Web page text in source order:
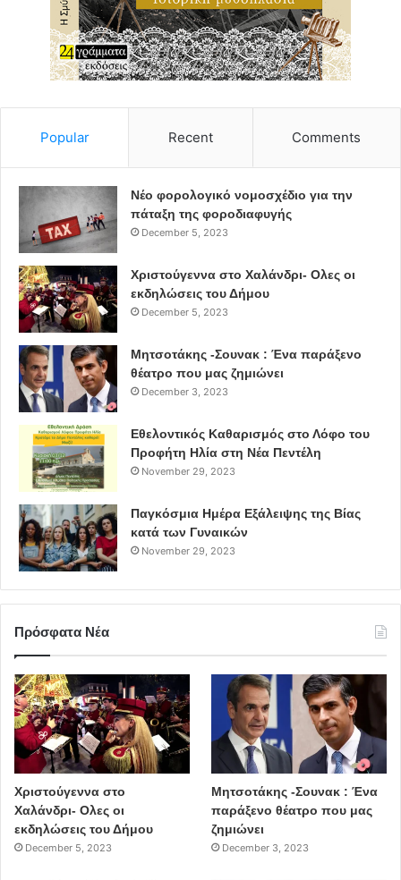
Popular Recent Comments
Νέο φορολογικό νομοσχέδιο για την
πάταξη της φοροδιαφυγής
December 5, 2023
Χριστούγεννα στο Χαλάνδρι- Ολες οι
εκδηλώσεις του Δήμου
December 5, 2023
Μητσοτάκης -Σουνακ : Ένα παράξενο
θέατρο που μας ζημιώνει
December 3, 2023
Εθελοντικός Καθαρισμός στο Λόφο του
Προφήτη Ηλία στη Νέα Πεντέλη
November 29, 2023
Παγκόσμια Ημέρα Εξάλειψης της Βίας
κατά των Γυναικών
November 29, 2023
Πρόσφατα Νέα
Χριστούγεννα στο
Χαλάνδρι- Ολες οι
εκδηλώσεις του Δήμου
December 5, 2023
Μητσοτάκης -Σουνακ : Ένα
παράξενο θέατρο που μας
ζημιώνει
December 3, 2023